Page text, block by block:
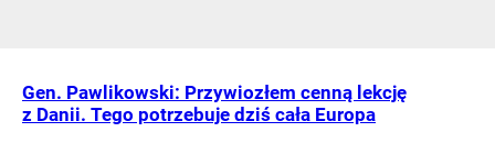
Gen. Pawlikowski: Przywiozłem cenną lekcję
z Danii. Tego potrzebuje dziś cała Europa